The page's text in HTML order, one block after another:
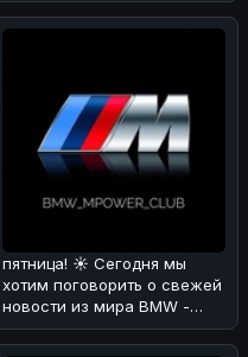
пятница! ☀️ Сегодня мы
хотим поговорить о свежей
новости из мира BMW -
люксовом SUV X7 Individual
в